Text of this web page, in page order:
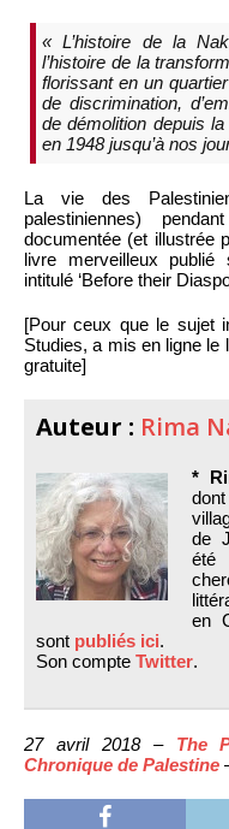
« L’histoire de la
l’histoire de la
florissant en un
de discrimination,
de démolition depuis
en 1948 jusqu’à nos
La vie des
palestiniennes)
documentée (et illustrée
livre merveilleux
intitulé ‘Before their
[Pour ceux que le sujet
Studies, a mis en ligne le
gratuite]
Auteur : Rima
*
de
été
en
sont publiés ici.
Son compte Twitter.
27 avril 2018 – The
Chronique de Palestine